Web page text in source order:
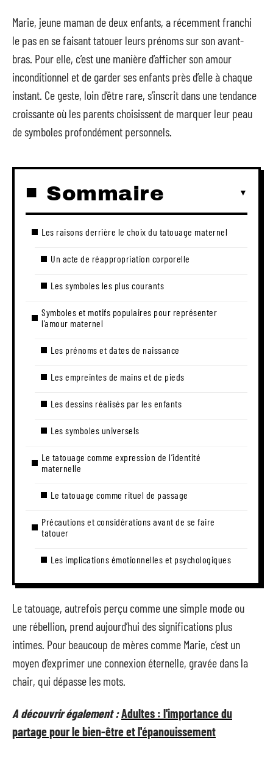
Marie, jeune maman de deux enfants, a récemment franchi
le pas en se faisant tatouer leurs prénoms sur son avant-
bras. Pour elle, c’est une manière d’afficher son amour
inconditionnel et de garder ses enfants près d’elle à chaque
instant. Ce geste, loin d’être rare, s’inscrit dans une tendance
croissante où les parents choisissent de marquer leur peau
de symboles profondément personnels.
Sommaire
Les raisons derrière le choix du tatouage maternel
Un acte de réappropriation corporelle
Les symboles les plus courants
Symboles et motifs populaires pour représenter
l’amour maternel
Les prénoms et dates de naissance
Les empreintes de mains et de pieds
Les dessins réalisés par les enfants
Les symboles universels
Le tatouage comme expression de l’identité
maternelle
Le tatouage comme rituel de passage
Précautions et considérations avant de se faire
tatouer
Les implications émotionnelles et psychologiques
Le tatouage, autrefois perçu comme une simple mode ou
une rébellion, prend aujourd’hui des significations plus
intimes. Pour beaucoup de mères comme Marie, c’est un
moyen d’exprimer une connexion éternelle, gravée dans la
chair, qui dépasse les mots.
A découvrir également :Adultes : l'importance du
partage pour le bien-être et l'épanouissement